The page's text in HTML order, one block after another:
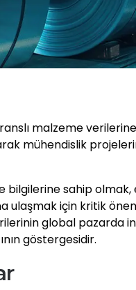
malzeme
mühendislik
bilgilerine sahip
ulaşmak için kritik
global pazarda
göstergesidir.